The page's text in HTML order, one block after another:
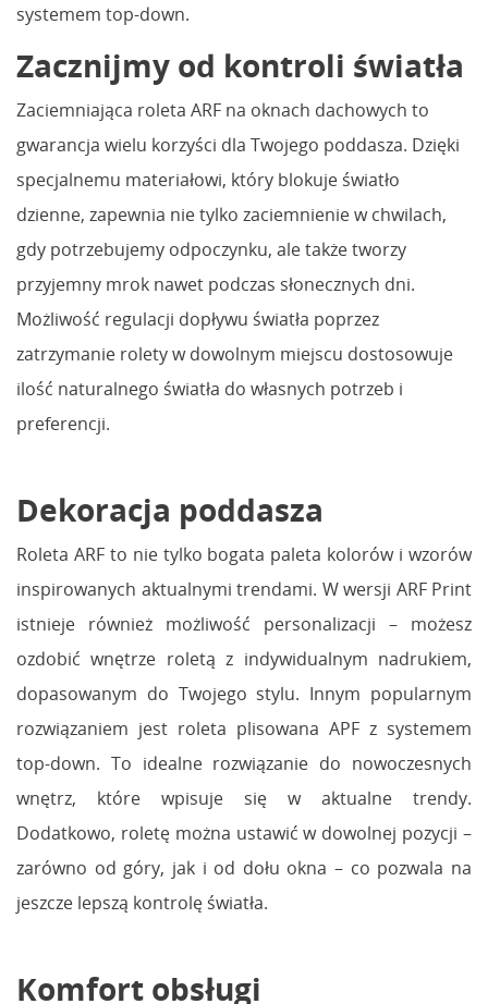
systemem top-down.
Zacznijmy od kontroli światła
Zaciemniająca roleta ARF na oknach dachowych to
gwarancja wielu korzyści dla Twojego poddasza. Dzięki
specjalnemu materiałowi, który blokuje światło
dzienne, zapewnia nie tylko zaciemnienie w chwilach,
gdy potrzebujemy odpoczynku, ale także tworzy
przyjemny mrok nawet podczas słonecznych dni.
Możliwość regulacji dopływu światła poprzez
zatrzymanie rolety w dowolnym miejscu dostosowuje
ilość naturalnego światła do własnych potrzeb i
preferencji.
Dekoracja poddasza
Roleta ARF to nie tylko bogata paleta kolorów i wzorów
inspirowanych aktualnymi trendami. W wersji ARF Print
istnieje również możliwość personalizacji – możesz
ozdobić wnętrze roletą z indywidualnym nadrukiem,
dopasowanym do Twojego stylu. Innym popularnym
rozwiązaniem jest roleta plisowana APF z systemem
top-down. To idealne rozwiązanie do nowoczesnych
wnętrz, które wpisuje się w aktualne trendy.
Dodatkowo, roletę można ustawić w dowolnej pozycji –
zarówno od góry, jak i od dołu okna – co pozwala na
jeszcze lepszą kontrolę światła.
Komfort obsługi